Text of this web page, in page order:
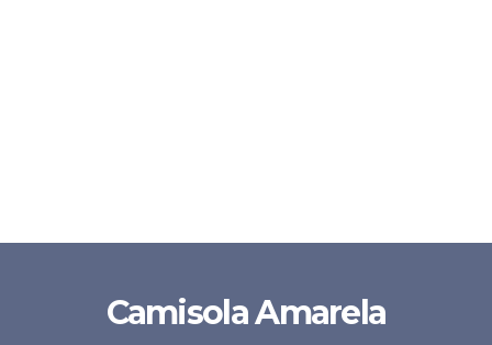
Camisola Amarela